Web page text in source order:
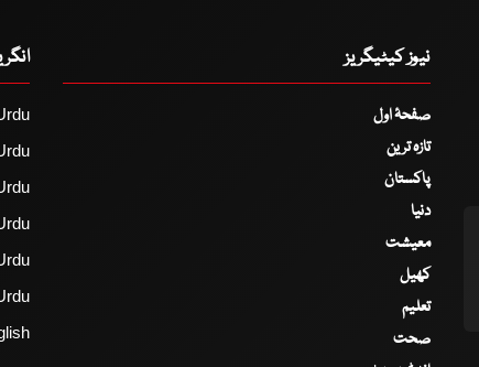
نیوز کیٹیگریز
صفحۂ اول
تازہ ترین
پاکستان
دنیا
معیشت
کھیل
تعلیم
صحت